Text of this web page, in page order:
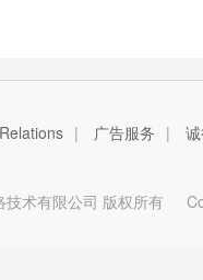
| 广告服务 |
术有限公司 版权所有